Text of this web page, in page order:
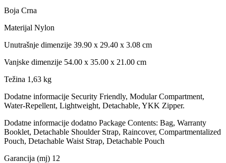
Boja Crna
Materijal Nylon
Unutrašnje dimenzije 39.90 x 29.40 x 3.08 cm
Vanjske dimenzije 54.00 x 35.00 x 21.00 cm
Težina 1,63 kg
Dodatne informacije Security Friendly, Modular Compartment,
Water-Repellent, Lightweight, Detachable, YKK Zipper.
Dodatne informacije dodatno Package Contents: Bag, Warranty
Booklet, Detachable Shoulder Strap, Raincover, Compartmentalized
Pouch, Detachable Waist Strap, Detachable Pouch
Garancija (mj) 12